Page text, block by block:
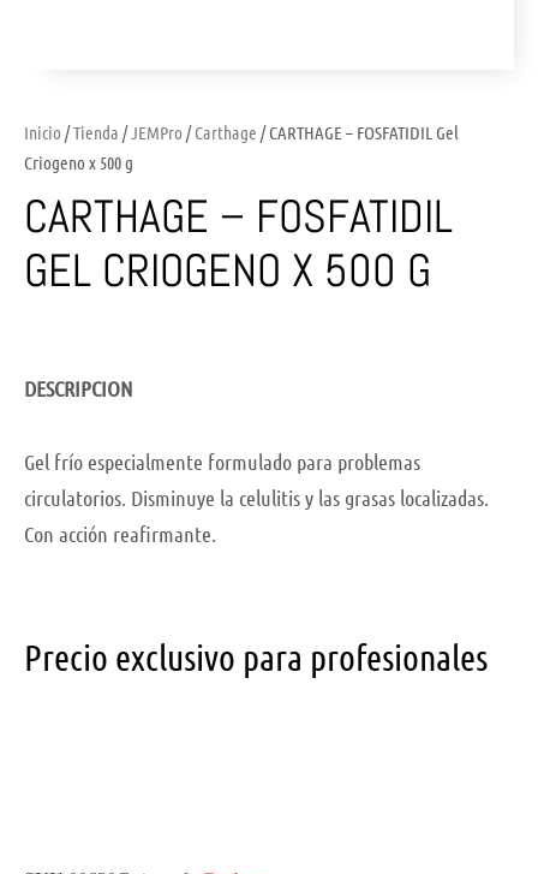
Inicio /Tienda /JEMPro /Carthage / CARTHAGE – FOSFATIDIL Gel
Criogeno x 500 g
CARTHAGE – FOSFATIDIL
GEL CRIOGENO X 500 G
DESCRIPCION
Gel frío especialmente formulado para problemas
circulatorios. Disminuye la celulitis y las grasas localizadas.
Con acción reafirmante.
Precio exclusivo para profesionales